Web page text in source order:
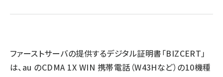
llmo (1166)
ファーストサーバの提供するデジタル証明書「BIZCERT」
は、au のCDMA 1X WIN 携帯電話（W43Hなど）の10機種